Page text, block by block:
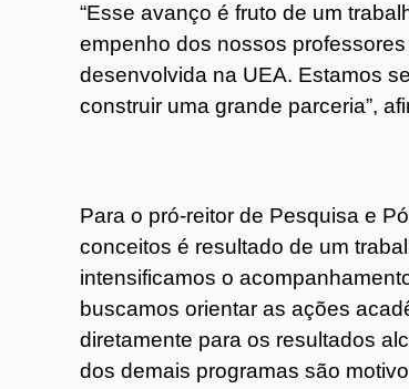
“Esse avanço é fruto de um
empenho dos nossos
desenvolvida na UEA. Estamos
construir uma grande parceria”,
Para o pró-reitor de Pesquisa e
conceitos é resultado de um
intensificamos o
buscamos orientar as ações
diretamente para os resultados
dos demais programas são